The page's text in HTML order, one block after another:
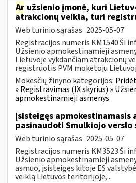
Ar užsienio įmonė, kuri
atrakcionų veikla, turi
Web turinio sąrašas 2025-05-07
Registracijos numeris KM1540 Ši
Užsienio apmokestinamieji
Lietuvoje vykdančiam atrakcionų
registruotis PVM mokėtoju
Mokesčių žinyno kategorijos:
» Registravimas (IX skyrius) »
apmokestinamieji asmenys
įsisteigęs apmokestinamasis
pasinaudoti Smulkiojo verslo
Web turinio sąrašas 2025-05-07
Registracijos numeris KM3523 Ši
Užsienio apmokestinamieji
asmuo, įsisteigęs kitoje ES
veiklą Lietuvos teritorijoje,...